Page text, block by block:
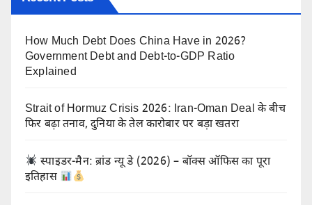
How Much Debt Does China Have in 2026?
Government Debt and Debt-to-GDP Ratio
Explained
Strait of Hormuz Crisis 2026: Iran-Oman Deal के बीच
फिर बढ़ा तनाव, दुनिया के तेल कारोबार पर बड़ा खतरा
स्पाइडर-मैन: ब्रांड न्यू डे (2026) – बॉक्स ऑफिस का पूरा
इतिहास